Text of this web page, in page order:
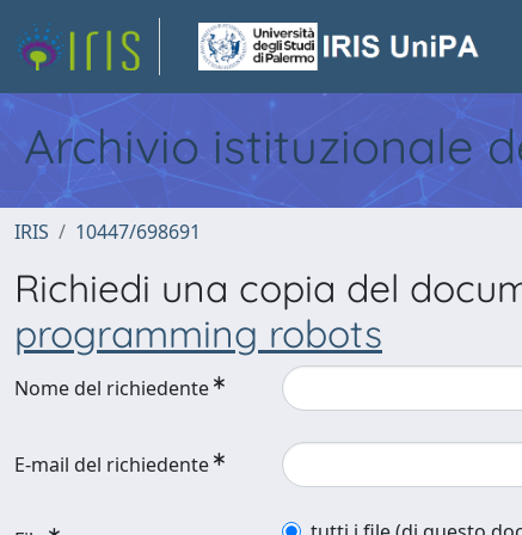
Archivio istituzionale
IRIS 10447/698691
Richiedi una copia del
programming robots
Nome del richiedente
E-mail del richiedente